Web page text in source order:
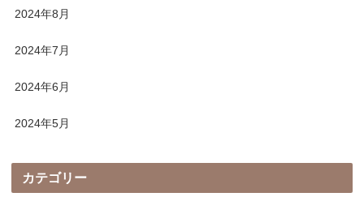
2024年8月
2024年7月
2024年6月
2024年5月
カテゴリー